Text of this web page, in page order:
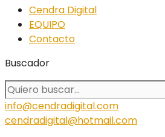
Cendra Digital
EQUIPO
Contacto
Buscador
info@cendradigital.com
cendradigital@hotmail.com